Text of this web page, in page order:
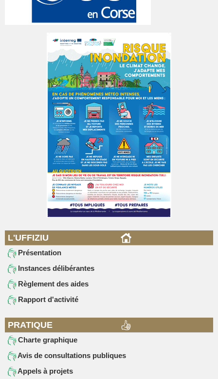
L'UFFIZIU
Présentation
Instances délibérantes
Règlement des aides
Rapport d'activité
PRATIQUE
Charte graphique
Avis de consultations publiques
Appels à projets